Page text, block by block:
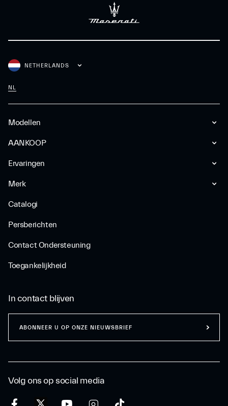
Modellen
AANKOOP
Ervaringen
Merk
Catalogi
Persberichten
Contact Ondersteuning
Toegankelijkheid
NETHERLANDS
NL
Volg ons op social media
In contact blijven
ABONNEER U OP ONZE NIEUWSBRIEF